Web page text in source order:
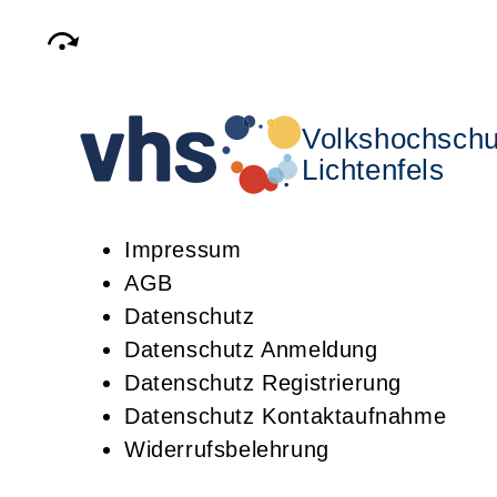
Lichtenfels
Impressum
AGB
Datenschutz
Datenschutz Anmeldung
Datenschutz Registrierung
Datenschutz Kontaktaufnahme
Widerrufsbelehrung